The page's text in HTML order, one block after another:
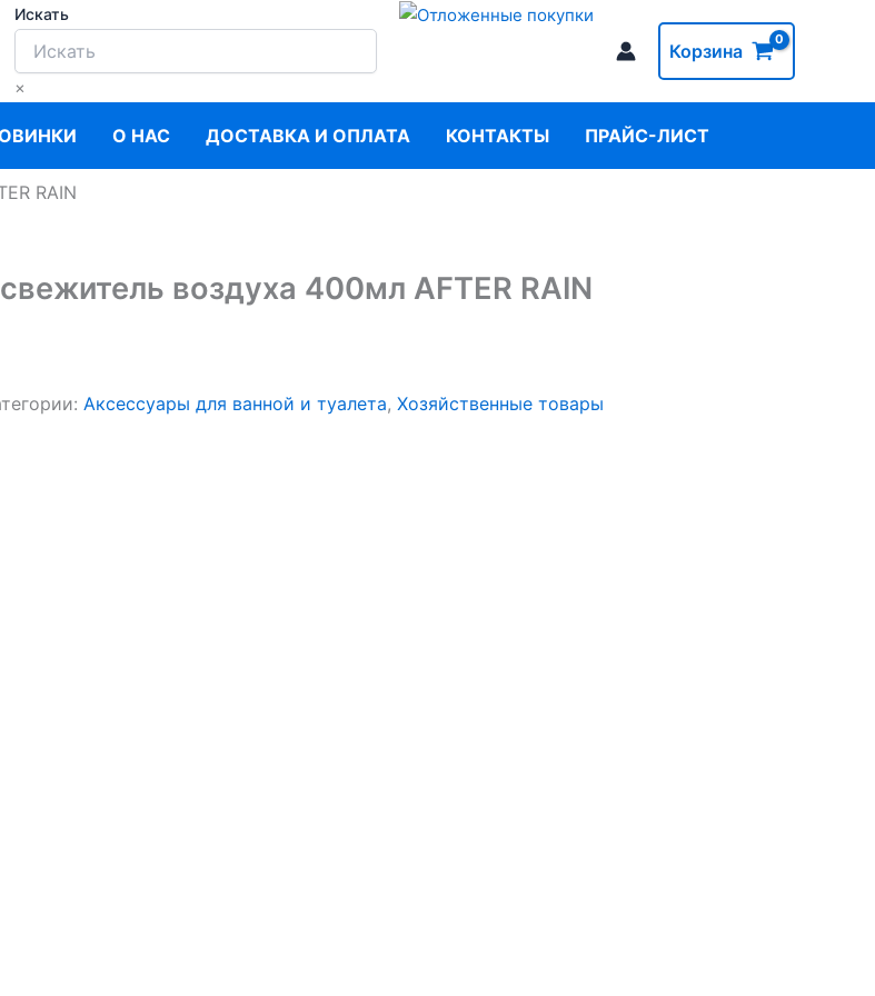
Искать
×
Корзина
О НАС ДОСТАВКА И ОПЛАТА КОНТАКТЫ ПРАЙС-ЛИСТ
RAIN
воздуха 400мл AFTER RAIN
Аксессуары для ванной и туалета, Хозяйственные товары